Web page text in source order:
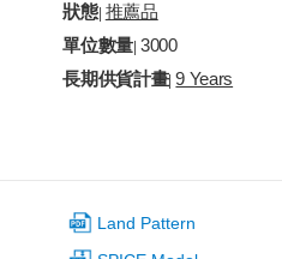
狀態| 推薦品
單位數量 |3000
長期供貨計畫|9 Years
Land Pattern